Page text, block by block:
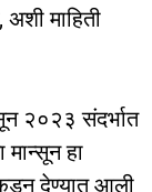
माहिती
२०२३ संदर्भात
मान्सून हा
देण्यात आली